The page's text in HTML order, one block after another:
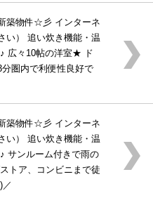
築物件☆彡 インターネ
い） 追い炊き機能・温
広々10帖の洋室★ ド
圏内で利便性良好で
築物件☆彡 インターネ
い） 追い炊き機能・温
サンルーム付きで雨の
トア、コンビニまで徒
／